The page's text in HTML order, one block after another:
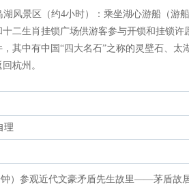
湖风景区（约4小时）：乘坐湖心游船（
二生肖挂锁广场供游客参与开锁和挂锁
其中有中国“四大名石”之称的灵壁石、太
杭州。
理
钟）参观近代文豪矛盾先生故里——茅盾故